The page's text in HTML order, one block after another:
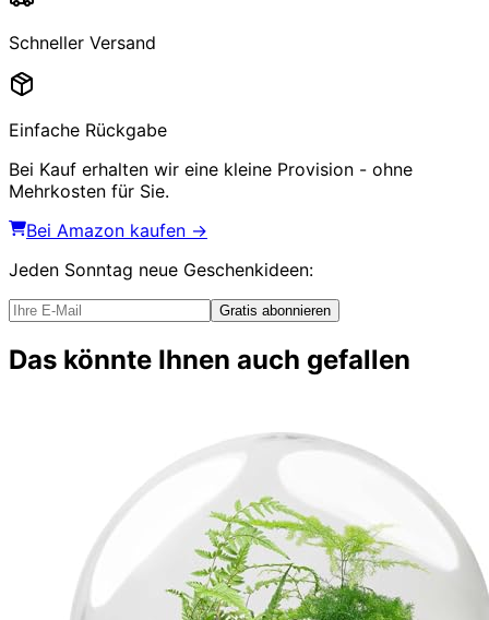
Schneller Versand
Einfache Rückgabe
Bei Kauf erhalten wir eine kleine Provision - ohne
Mehrkosten für Sie.
Bei Amazon kaufen →
Jeden Sonntag neue Geschenkideen:
Gratis abonnieren
Das könnte Ihnen auch gefallen